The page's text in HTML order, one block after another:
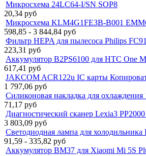
Микросхема 24LC64-I/SN SOP8
20,34 руб
Микросхема KLM4G1FE3B-B001
598,85 - 3 844,84 руб
Фильтр HEPA для пылесоса Philips
223,31 руб
Аккумулятор B2PS6100 для HTC One
617,41 руб
JAKCOM ACR122u IC карты
1 797,06 руб
Силиконовая накладка для
71,17 руб
Диагностический сканер Lexia3
3 803,09 руб
Светодиодная лампа для холодильника
91,59 - 335,82 руб
Аккумулятор BM37 для Xiaomi Mi 5S